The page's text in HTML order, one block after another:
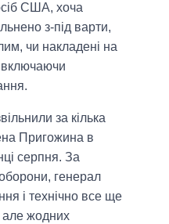
США, хоча
з-під варти,
чи накладені на
включаючи
за кілька
Пригожина в
серпня. За
генерал
і технічно все ще
але жодних